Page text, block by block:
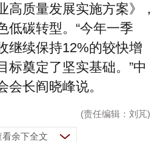
高质量发展实施方案》，
低碳转型。“今年一季
继续保持12%的较快增
标奠定了坚实基础。”中
会长阎晓峰说。
(责任编辑：刘芃)
看余下全文